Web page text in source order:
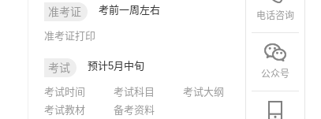
准考证 考前一周左右
准考证打印
考试 预计5月中旬
考试时间 考试科目
考试大纲
考试教材
备考资料
电话咨询
公众号